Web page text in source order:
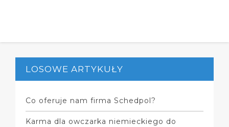
LOSOWE ARTYKUŁY
Co oferuje nam firma Schedpol?
Karma dla owczarka niemieckiego do